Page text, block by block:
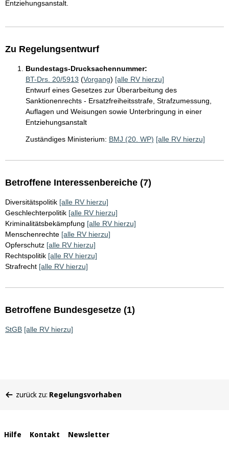
Entziehungsanstalt.
Zu Regelungsentwurf
Bundestags-Drucksachennummer:
BT-Drs. 20/5913 (Vorgang) [alle RV hierzu]
Entwurf eines Gesetzes zur Überarbeitung des
Sanktionenrechts - Ersatzfreiheitsstrafe, Strafzumessung,
Auflagen und Weisungen sowie Unterbringung in einer
Entziehungsanstalt
Zuständiges Ministerium: BMJ (20. WP) [alle RV hierzu]
Betroffene Interessenbereiche (7)
Diversitätspolitik [alle RV hierzu]
Geschlechterpolitik [alle RV hierzu]
Kriminalitätsbekämpfung [alle RV hierzu]
Menschenrechte [alle RV hierzu]
Opferschutz [alle RV hierzu]
Rechtspolitik [alle RV hierzu]
Strafrecht [alle RV hierzu]
Betroffene Bundesgesetze (1)
StGB [alle RV hierzu]
befinden
zurück zu: Regelungsvorhaben
Interne
Hilfe Kontakt Newsletter